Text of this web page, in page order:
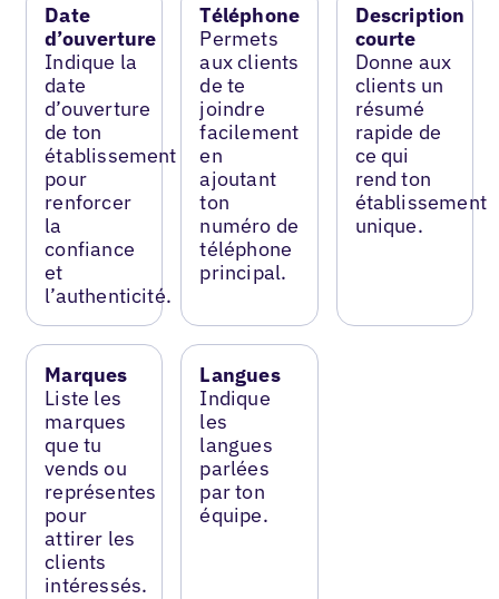
Date
d’ouverture
Indique la
date
d’ouverture
de ton
établissement
pour
renforcer
la
confiance
et
l’authenticité.
Téléphone
Permets
aux clients
de te
joindre
facilement
en
ajoutant
ton
numéro de
téléphone
principal.
Description
courte
Donne aux
clients un
résumé
rapide de
ce qui
rend ton
établissement
unique.
Marques
Liste les
marques
que tu
vends ou
représentes
pour
attirer les
clients
intéressés.
Langues
Indique
les
langues
parlées
par ton
équipe.